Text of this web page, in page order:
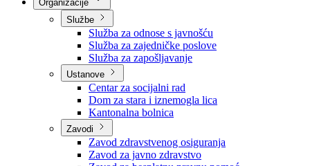
Nadležnosti
Sjednice Vlade
Službe
Služba za odnose s javnošću
Služba za zajedničke poslove
Služba za zapošljavanje
Ustanove
Centar za socijalni rad
Dom za stara i iznemogla lica
Kantonalna bolnica